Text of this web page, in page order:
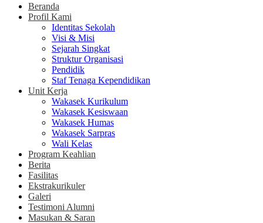
Beranda
Profil Kami
Identitas Sekolah
Visi & Misi
Sejarah Singkat
Struktur Organisasi
Pendidik
Staf Tenaga Kependidikan
Unit Kerja
Wakasek Kurikulum
Wakasek Kesiswaan
Wakasek Humas
Wakasek Sarpras
Wali Kelas
Program Keahlian
Berita
Fasilitas
Ekstrakurikuler
Galeri
Testimoni Alumni
Masukan & Saran